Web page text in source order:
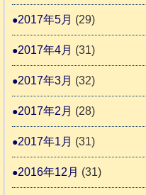
2017年5月 (29)
2017年4月 (31)
2017年3月 (32)
2017年2月 (28)
2017年1月 (31)
2016年12月 (31)